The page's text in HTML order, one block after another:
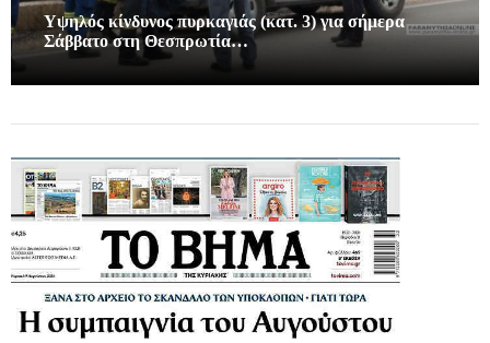
Υψηλός κίνδυνος πυρκαγιάς (κατ. 3) για σήμερα
Σάββατο στη Θεσπρωτία…